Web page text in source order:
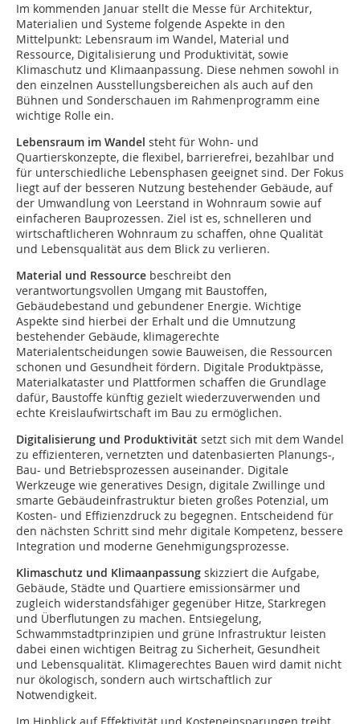
Im kommenden Januar stellt die Messe für Architektur,
Materialien und Systeme folgende Aspekte in den
Mittelpunkt: Lebensraum im Wandel, Material und
Ressource, Digitalisierung und Produktivität, sowie
Klimaschutz und Klimaanpassung. Diese nehmen sowohl in
den einzelnen Ausstellungsbereichen als auch auf den
Bühnen und Sonderschauen im Rahmenprogramm eine
wichtige Rolle ein.
Lebensraum im Wandel steht für Wohn- und
Quartierskonzepte, die flexibel, barrierefrei, bezahlbar und
für unterschiedliche Lebensphasen geeignet sind. Der Fokus
liegt auf der besseren Nutzung bestehender Gebäude, auf
der Umwandlung von Leerstand in Wohnraum sowie auf
einfacheren Bauprozessen. Ziel ist es, schnelleren und
wirtschaftlicheren Wohnraum zu schaffen, ohne Qualität
und Lebensqualität aus dem Blick zu verlieren.
Material und Ressource beschreibt den
verantwortungsvollen Umgang mit Baustoffen,
Gebäudebestand und gebundener Energie. Wichtige
Aspekte sind hierbei der Erhalt und die Umnutzung
bestehender Gebäude, klimagerechte
Materialentscheidungen sowie Bauweisen, die Ressourcen
schonen und Gesundheit fördern. Digitale Produktpässe,
Materialkataster und Plattformen schaffen die Grundlage
dafür, Baustoffe künftig gezielt wiederzuverwenden und
echte Kreislaufwirtschaft im Bau zu ermöglichen.
Digitalisierung und Produktivität setzt sich mit dem Wandel
zu effizienteren, vernetzten und datenbasierten Planungs-,
Bau- und Betriebsprozessen auseinander. Digitale
Werkzeuge wie generatives Design, digitale Zwillinge und
smarte Gebäudeinfrastruktur bieten großes Potenzial, um
Kosten- und Effizienzdruck zu begegnen. Entscheidend für
den nächsten Schritt sind mehr digitale Kompetenz, bessere
Integration und moderne Genehmigungsprozesse.
Klimaschutz und Klimaanpassung skizziert die Aufgabe,
Gebäude, Städte und Quartiere emissionsärmer und
zugleich widerstandsfähiger gegenüber Hitze, Starkregen
und Überflutungen zu machen. Entsiegelung,
Schwammstadtprinzipien und grüne Infrastruktur leisten
dabei einen wichtigen Beitrag zu Sicherheit, Gesundheit
und Lebensqualität. Klimagerechtes Bauen wird damit nicht
nur ökologisch, sondern auch wirtschaftlich zur
Notwendigkeit.